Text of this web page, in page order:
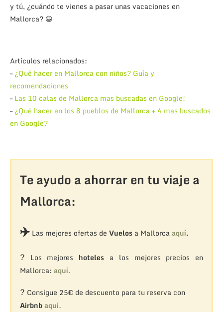
y tú, ¿cuándo te vienes a pasar unas vacaciones en
Mallorca? 😀
Artículos relacionados:
–¿Qué hacer en Mallorca con niños? Guía y
recomendaciones
–Las 10 calas de Mallorca mas buscadas en Google!
–¿Qué hacer en los 8 pueblos de Mallorca + 4 mas buscados
en Google?
Te ayudo a ahorrar en tu viaje a
Mallorca:
✈️Las mejores ofertas de Vuelosa Mallorca aquí.
? Los mejores hoteles a los mejores precios en
Mallorca: aquí.
? Consigue 25€ de descuento para tu reserva con
Airbnb aquí.